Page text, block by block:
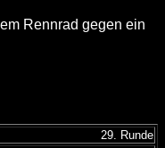
Rennrad gegen ein
29. Runde